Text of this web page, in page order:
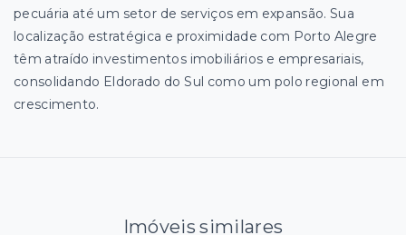
pecuária até um setor de serviços em expansão. Sua
localização estratégica e proximidade com Porto Alegre
têm atraído investimentos imobiliários e empresariais,
consolidando Eldorado do Sul como um polo regional em
crescimento.
Imóveis similares